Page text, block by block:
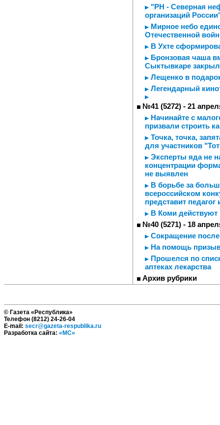
"РН - Северная
организаций
Мирное небо
Отечественной
В Ухте
Бронзовая чаша
Сыктывкаре
Лещенко в
Легендарный
№41 (5272) - 21
Начинайте с
призвали строить
Точка, точка,
для участников
Эксперты яда не
концентрации
не выявлен
В борьбе за
всероссийском
представит
В Коми
№40 (5271) - 18
Сокращение
На помощь
Прошелся по
аптеках лекарства
Архив рубрики
© Газета «Республика»
Телефон (8212) 24-26-04
E-mail: secr@gazeta-respublika.ru
Разработка сайта: «МС»